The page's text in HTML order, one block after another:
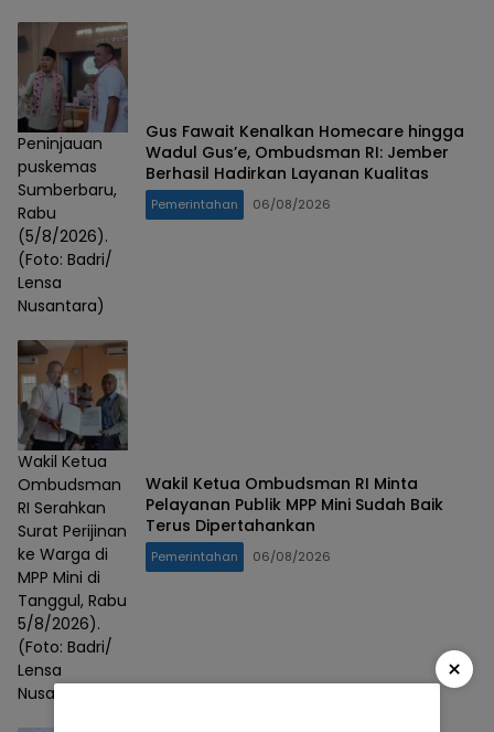
Peninjauan
puskemas
Sumberbaru,
Rabu
(5/8/2026).
(Foto: Badri/
Lensa
Nusantara)
Gus Fawait Kenalkan Homecare hingga
Wadul Gus’e, Ombudsman RI: Jember
Berhasil Hadirkan Layanan Kualitas
Pemerintahan 06/08/2026
Wakil Ketua
Ombudsman
RI Serahkan
Surat Perijinan
ke Warga di
MPP Mini di
Tanggul, Rabu
5/8/2026).
(Foto: Badri/
Lensa
Nusantara)
Wakil Ketua Ombudsman RI Minta
Pelayanan Publik MPP Mini Sudah Baik
Terus Dipertahankan
Pemerintahan 06/08/2026
×